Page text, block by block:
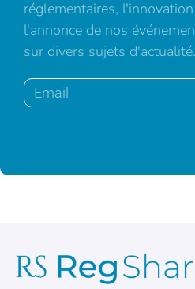
réglementaires,
l'annonce de nos
sur divers sujets d'actualité.